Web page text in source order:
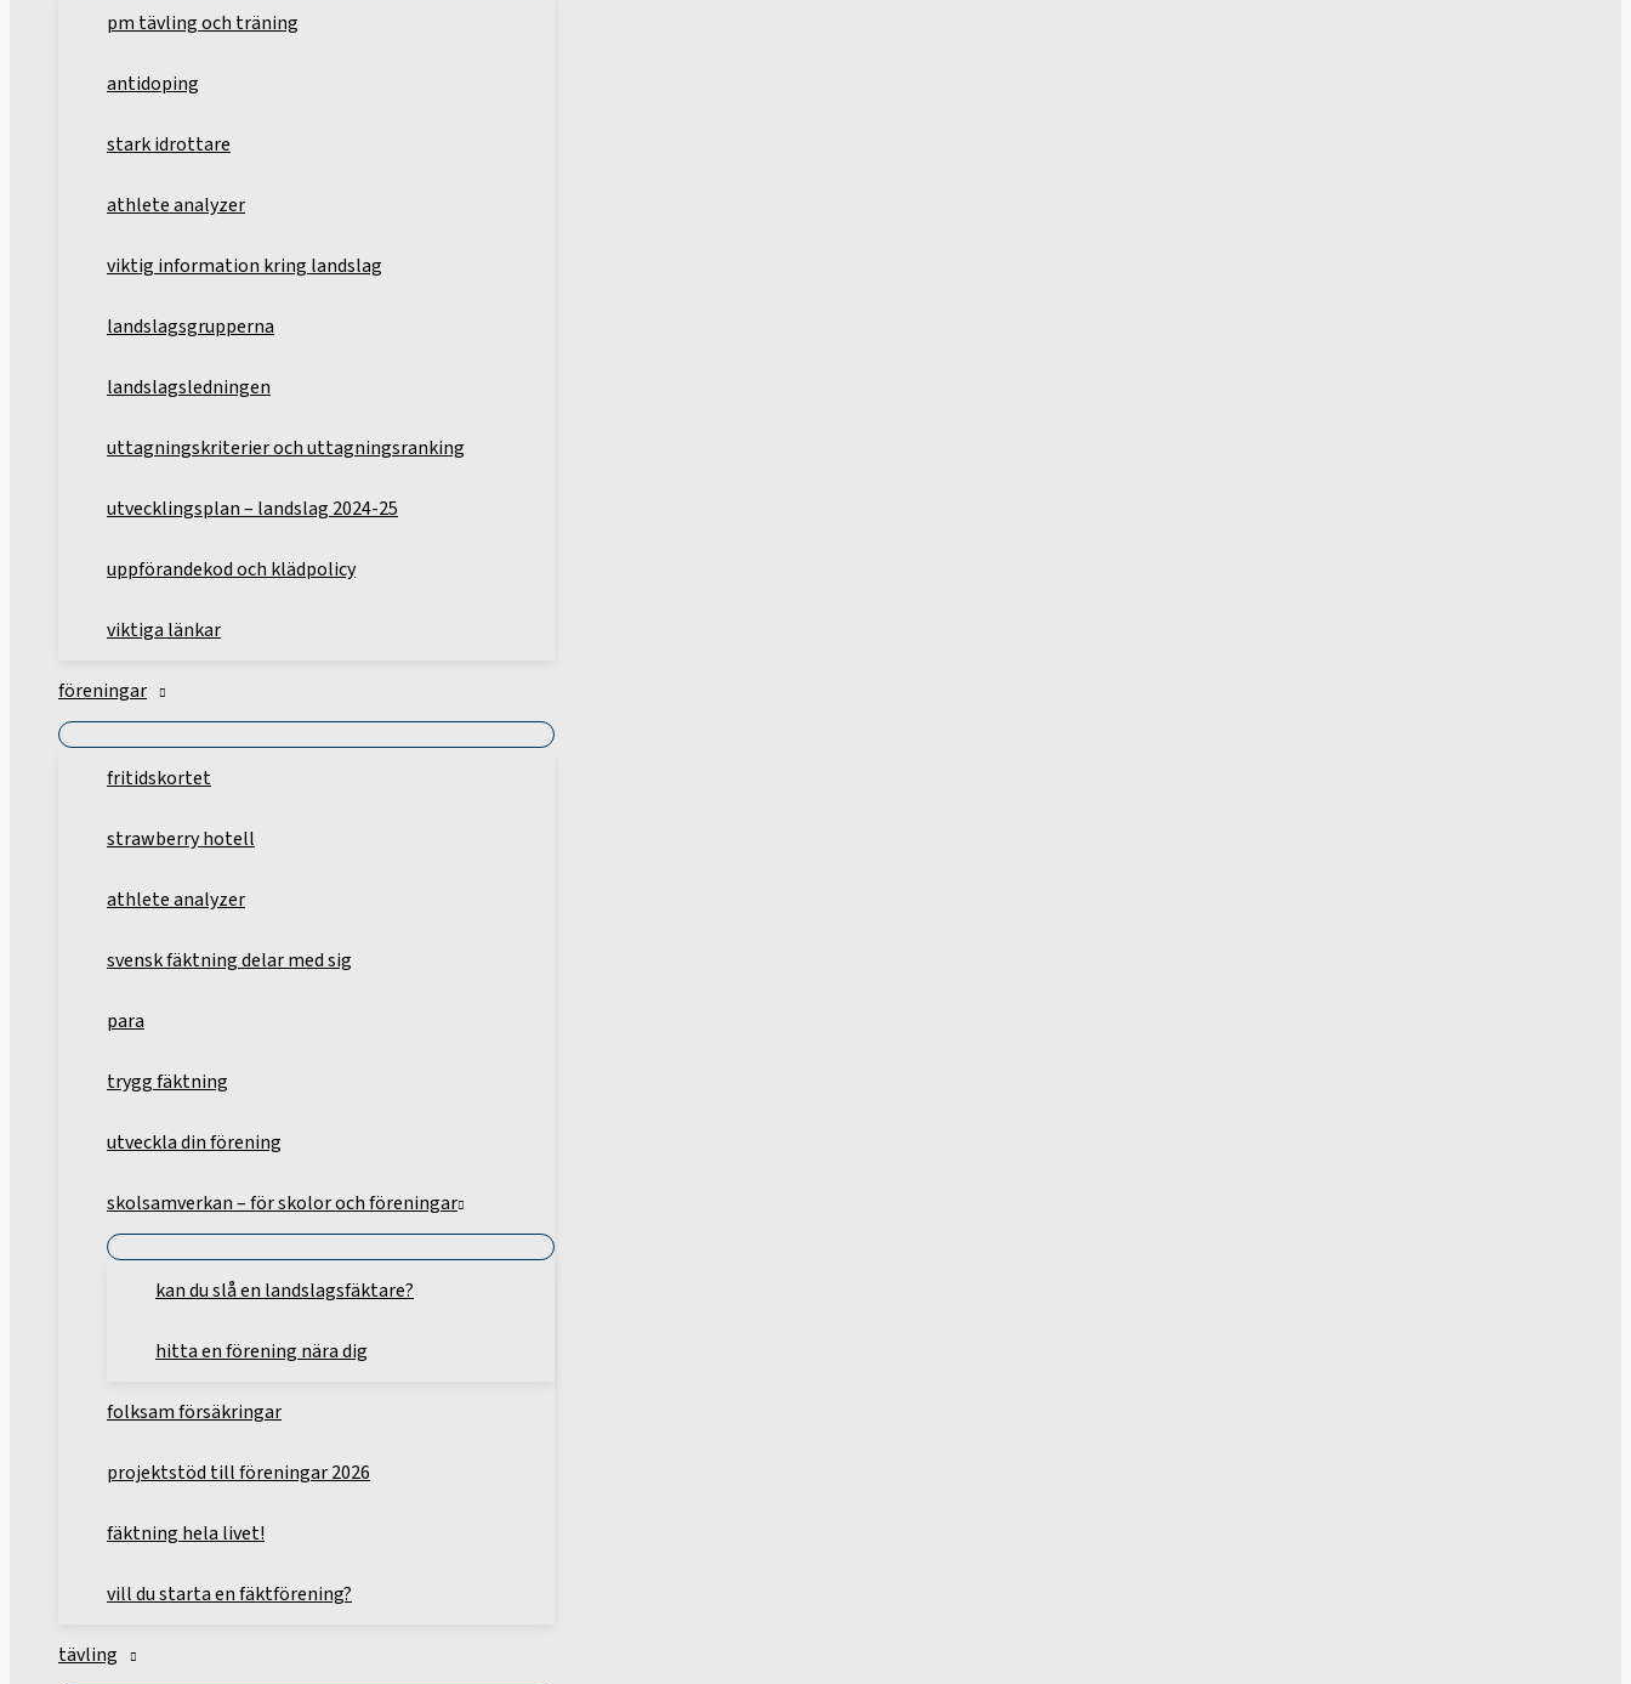
pm tävling och träning
antidoping
stark idrottare
athlete analyzer
viktig information kring landslag
landslagsgrupperna
landslagsledningen
uttagningskriterier och uttagningsranking
utvecklingsplan – landslag 2024-25
uppförandekod och klädpolicy
viktiga länkar
föreningar
fritidskortet
strawberry hotell
athlete analyzer
svensk fäktning delar med sig
para
trygg fäktning
utveckla din förening
skolsamverkan – för skolor och föreningar
kan du slå en landslagsfäktare?
hitta en förening nära dig
folksam försäkringar
projektstöd till föreningar 2026
fäktning hela livet!
vill du starta en fäktförening?
tävling